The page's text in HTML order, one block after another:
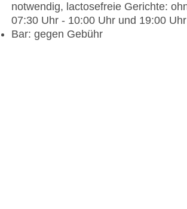
notwendig, lactosefreie Gerichte:
07:30 Uhr - 10:00 Uhr und 19:00
Bar: gegen Gebühr